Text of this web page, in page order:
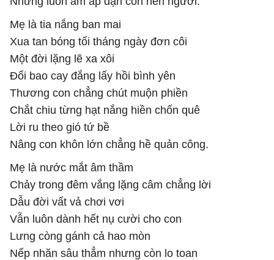
Mẹ là tia nắng ban mai
Xua tan bóng tối tháng ngày đơn côi
Một đời lặng lẽ xa xôi
Đổi bao cay đắng lấy hồi bình yên
Thương con chẳng chút muộn phiền
Chắt chiu từng hạt nắng hiền chốn quê
Lời ru theo gió tứ bề
Nâng con khôn lớn chẳng hề quản công.
Mẹ là nước mắt âm thầm
Chảy trong đêm vắng lặng câm chẳng lời
Dẫu đời vất vả chơi vơi
Vẫn luôn dành hết nụ cười cho con
Lưng còng gánh cả hao mòn
Nếp nhăn sâu thẳm nhưng còn lo toan